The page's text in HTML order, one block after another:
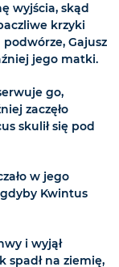
wyjścia, skąd
krzyki
Gajusz
jego matki.
go,
zaczęło
skulił się pod
w jego
Kwintus
i wyjął
spadł na ziemię,